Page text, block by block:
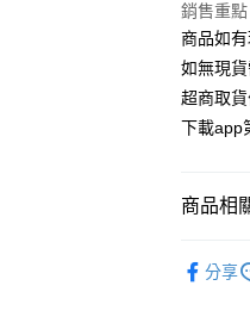
台灣
相關說明
【關於
AFTEE
便利好
１．簡
２．便
【「
１．於
２．訂
３．收
ATM付款
運送方
每筆
付款後
銷售重點
商品如
如無現
超商取
下載app
商品相
分享